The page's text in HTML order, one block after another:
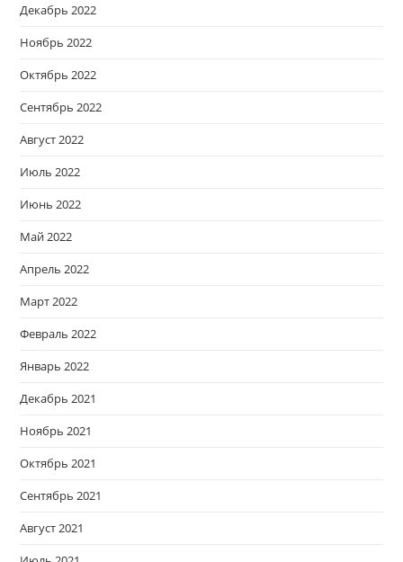
Декабрь 2022
Ноябрь 2022
Октябрь 2022
Сентябрь 2022
Август 2022
Июль 2022
Июнь 2022
Май 2022
Апрель 2022
Март 2022
Февраль 2022
Январь 2022
Декабрь 2021
Ноябрь 2021
Октябрь 2021
Сентябрь 2021
Август 2021